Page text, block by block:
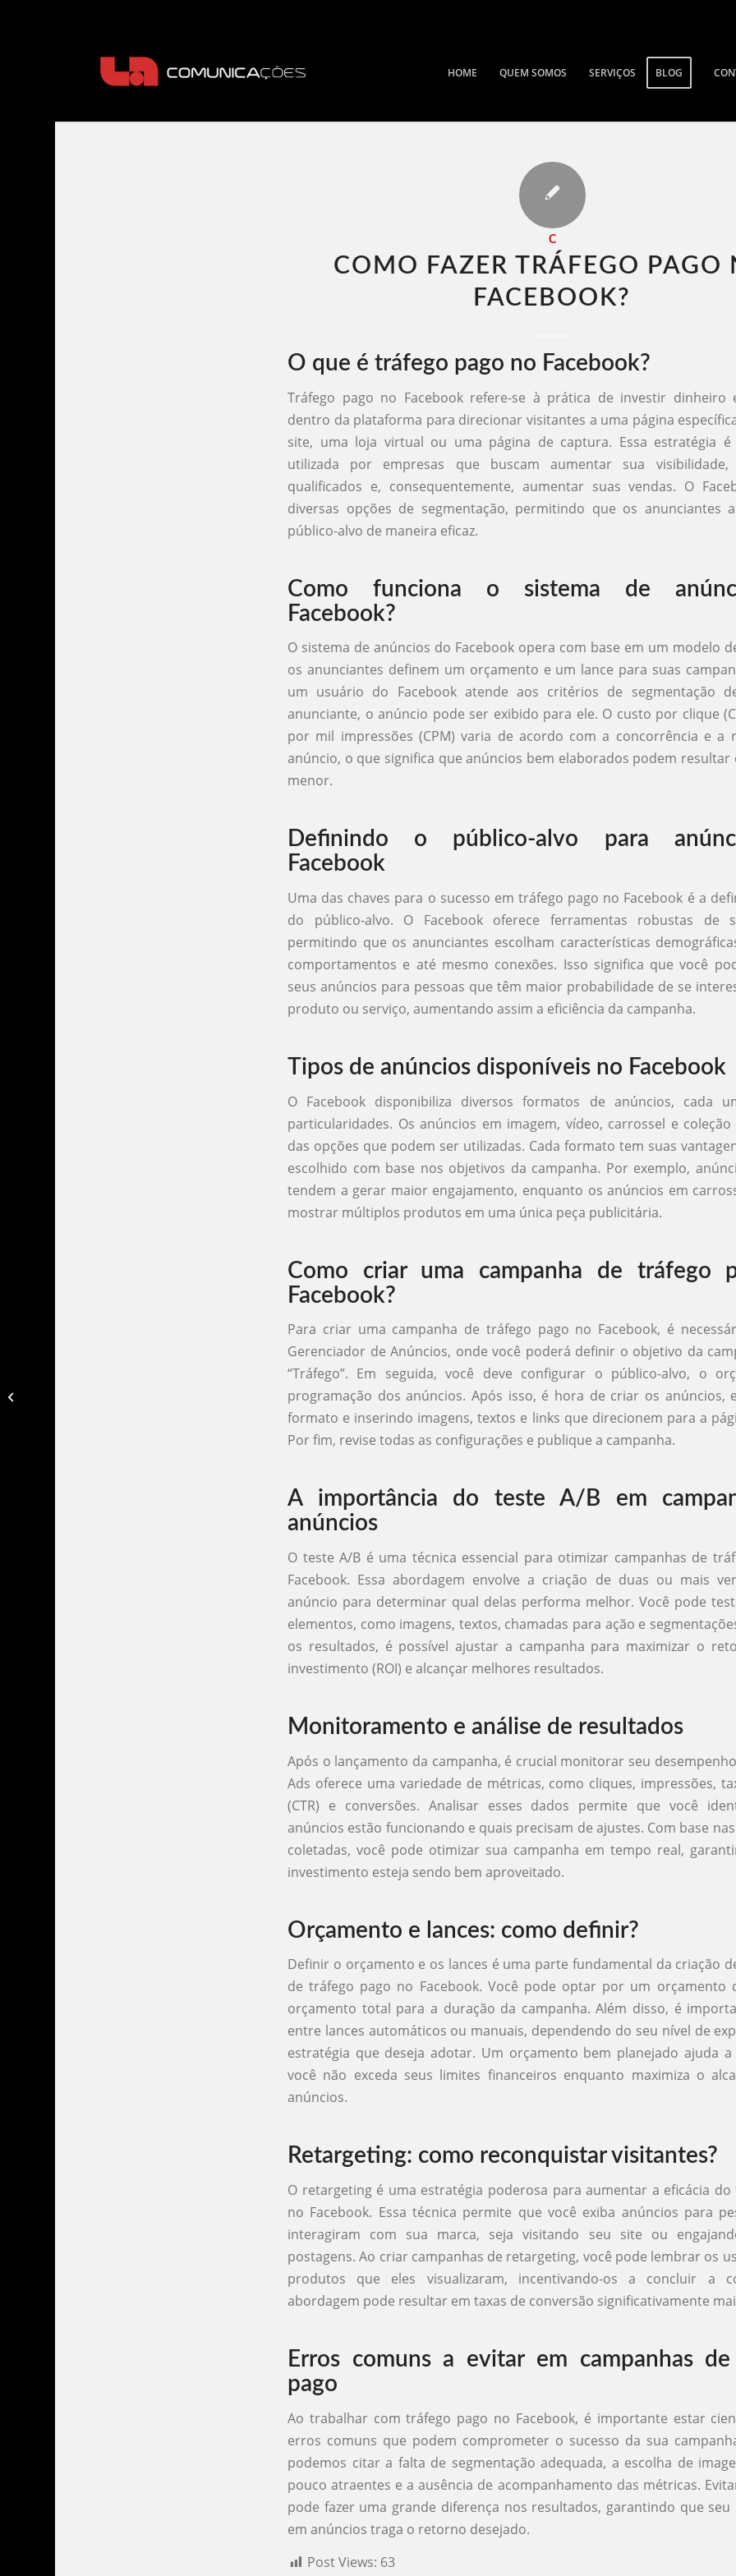
HOME QUEM SOMOS SERVIÇOS BLOG
C
COMO FAZER TRÁFEGO PAGO
FACEBOOK​?
O que é tráfego pago no Facebook?
Tráfego pago no Facebook refere-se à prática de investir dinheiro
dentro da plataforma para direcionar visitantes a uma página
site, uma loja virtual ou uma página de captura. Essa estratégia é
utilizada por empresas que buscam aumentar sua visibilidade,
qualificados e, consequentemente, aumentar suas vendas. O
diversas opções de segmentação, permitindo que os anunciantes
público-alvo de maneira eficaz.
Como funciona o sistema de
Facebook?
O sistema de anúncios do Facebook opera com base em um modelo
os anunciantes definem um orçamento e um lance para suas
um usuário do Facebook atende aos critérios de segmentação
anunciante, o anúncio pode ser exibido para ele. O custo por clique
por mil impressões (CPM) varia de acordo com a concorrência e a
anúncio, o que significa que anúncios bem elaborados podem resultar
menor.
Definindo o público-alvo para
Facebook
Uma das chaves para o sucesso em tráfego pago no Facebook é a
do público-alvo. O Facebook oferece ferramentas robustas de
permitindo que os anunciantes escolham características
comportamentos e até mesmo conexões. Isso significa que você
seus anúncios para pessoas que têm maior probabilidade de se
produto ou serviço, aumentando assim a eficiência da campanha.
Tipos de anúncios disponíveis no Facebook
O Facebook disponibiliza diversos formatos de anúncios, cada
particularidades. Os anúncios em imagem, vídeo, carrossel e coleção
das opções que podem ser utilizadas. Cada formato tem suas
escolhido com base nos objetivos da campanha. Por exemplo,
tendem a gerar maior engajamento, enquanto os anúncios em
mostrar múltiplos produtos em uma única peça publicitária.
Como criar uma campanha de tráfego
Facebook?
Para criar uma campanha de tráfego pago no Facebook, é
Gerenciador de Anúncios, onde você poderá definir o objetivo da
“Tráfego”. Em seguida, você deve configurar o público-alvo, o
programação dos anúncios. Após isso, é hora de criar os anúncios,
formato e inserindo imagens, textos e links que direcionem para a
Por fim, revise todas as configurações e publique a campanha.
A importância do teste A/B em
anúncios
O teste A/B é uma técnica essencial para otimizar campanhas de
Facebook. Essa abordagem envolve a criação de duas ou mais
anúncio para determinar qual delas performa melhor. Você pode
elementos, como imagens, textos, chamadas para ação e
os resultados, é possível ajustar a campanha para maximizar o
investimento (ROI) e alcançar melhores resultados.
Monitoramento e análise de resultados
Após o lançamento da campanha, é crucial monitorar seu
Ads oferece uma variedade de métricas, como cliques, impressões,
(CTR) e conversões. Analisar esses dados permite que você
anúncios estão funcionando e quais precisam de ajustes. Com base
coletadas, você pode otimizar sua campanha em tempo real,
investimento esteja sendo bem aproveitado.
Orçamento e lances: como definir?
Definir o orçamento e os lances é uma parte fundamental da criação
de tráfego pago no Facebook. Você pode optar por um orçamento
orçamento total para a duração da campanha. Além disso, é
entre lances automáticos ou manuais, dependendo do seu nível de
estratégia que deseja adotar. Um orçamento bem planejado ajuda
você não exceda seus limites financeiros enquanto maximiza o
anúncios.
Retargeting: como reconquistar visitantes?
O retargeting é uma estratégia poderosa para aumentar a eficácia do
no Facebook. Essa técnica permite que você exiba anúncios para
interagiram com sua marca, seja visitando seu site ou
postagens. Ao criar campanhas de retargeting, você pode lembrar os
produtos que eles visualizaram, incentivando-os a concluir a
abordagem pode resultar em taxas de conversão significativamente
Erros comuns a evitar em campanhas
pago
Ao trabalhar com tráfego pago no Facebook, é importante estar
erros comuns que podem comprometer o sucesso da sua
podemos citar a falta de segmentação adequada, a escolha de
pouco atraentes e a ausência de acompanhamento das métricas.
pode fazer uma grande diferença nos resultados, garantindo que seu
em anúncios traga o retorno desejado.
Post Views: 63